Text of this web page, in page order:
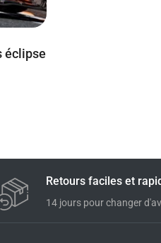
éclipse
Retours faciles et
14 jours pour changer